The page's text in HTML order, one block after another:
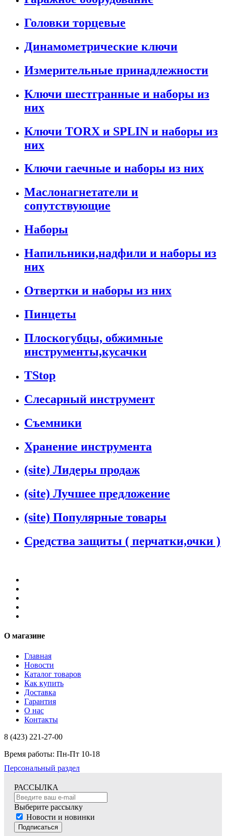
Головки торцевые
Динамометрические ключи
Измерительные принадлежности
Ключи шестгранные и наборы из
них
Ключи TORX и SPLIN и наборы из
них
Ключи гаечные и наборы из них
Маслонагнетатели и
сопутствующие
Наборы
Напильники,надфили и наборы из
них
Отвертки и наборы из них
Пинцеты
Плоскогубцы, обжимные
инструменты,кусачки
TStop
Слесарный инструмент
Съемники
Хранение инструмента
(site) Лидеры продаж
(site) Лучшее предложение
(site) Популярные товары
Средства защиты ( перчатки,очки )
О магазине
Главная
Новости
Каталог товаров
Как купить
Доставка
Гарантия
О нас
Контакты
8 (423) 221-27-00
Время работы: Пн-Пт 10-18
Персональный раздел
РАССЫЛКА
Выберите рассылку
Новости и новинки
Подписаться